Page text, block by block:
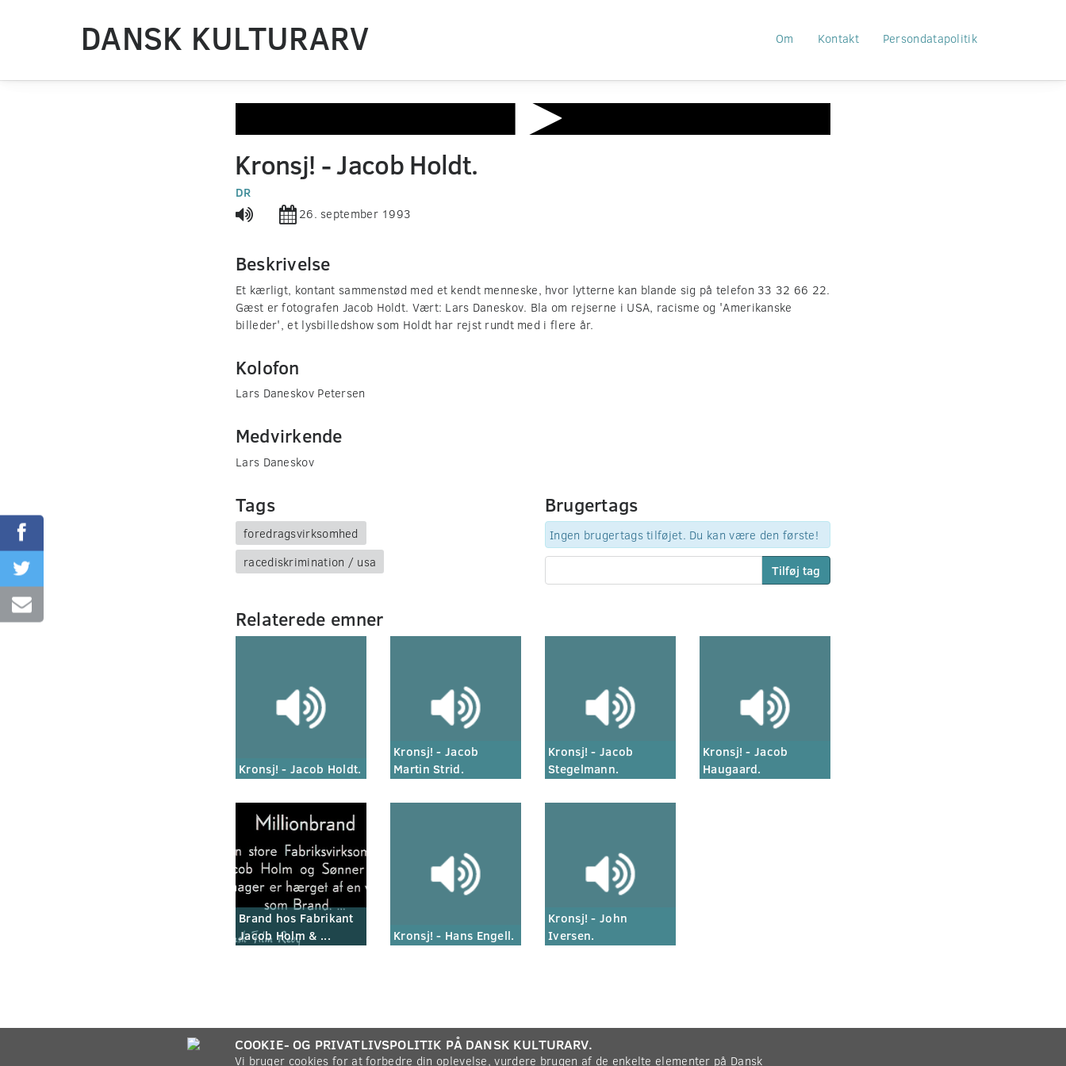
DANSK KULTURARV Om Kontakt Persondatapolitik
of
0
seconds
Kronsj! - Jacob Holdt.
DR
26. september 1993
Beskrivelse
Et kærligt, kontant sammenstød med et kendt menneske, hvor lytterne kan blande sig på telefon 33 32 66 22.
Gæst er fotografen Jacob Holdt. Vært: Lars Daneskov. Bla om rejserne i USA, racisme og 'Amerikanske
billeder', et lysbilledshow som Holdt har rejst rundt med i flere år.
Kolofon
Lars Daneskov Petersen
Medvirkende
Lars Daneskov
Tags
foredragsvirksomhed
racediskrimination / usa
Brugertags
Ingen brugertags tilføjet. Du kan være den første!
Tilføj tag
Relaterede emner
Kronsj! - Jacob Holdt.
Kronsj! - Jacob
Martin Strid.
Kronsj! - Jacob
Stegelmann.
Kronsj! - Jacob
Haugaard.
Brand hos Fabrikant
Jacob Holm & ...
Kronsj! - Hans Engell.
Kronsj! - John
Iversen.
COOKIE- OG PRIVATLIVSPOLITIK PÅ DANSK KULTURARV.
Vi bruger cookies for at forbedre din oplevelse, vurdere brugen af de enkelte elementer på Dansk